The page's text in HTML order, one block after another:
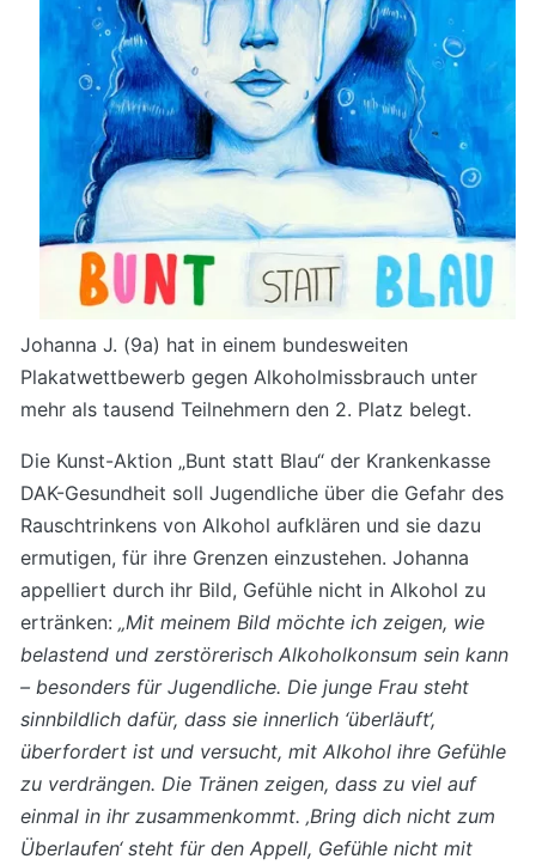
Johanna J. (9a) hat in einem bundesweiten
Plakatwettbewerb gegen Alkoholmissbrauch unter
mehr als tausend Teilnehmern den 2. Platz belegt.
Die Kunst-Aktion „Bunt statt Blau“ der Krankenkasse
DAK-Gesundheit soll Jugendliche über die Gefahr des
Rauschtrinkens von Alkohol aufklären und sie dazu
ermutigen, für ihre Grenzen einzustehen. Johanna
appelliert durch ihr Bild, Gefühle nicht in Alkohol zu
ertränken: „Mit meinem Bild möchte ich zeigen, wie
belastend und zerstörerisch Alkoholkonsum sein kann
– besonders für Jugendliche. Die junge Frau steht
sinnbildlich dafür, dass sie innerlich ‘überläuft‘,
überfordert ist und versucht, mit Alkohol ihre Gefühle
zu verdrängen. Die Tränen zeigen, dass zu viel auf
einmal in ihr zusammenkommt. ‚Bring dich nicht zum
Überlaufen‘ steht für den Appell, Gefühle nicht mit